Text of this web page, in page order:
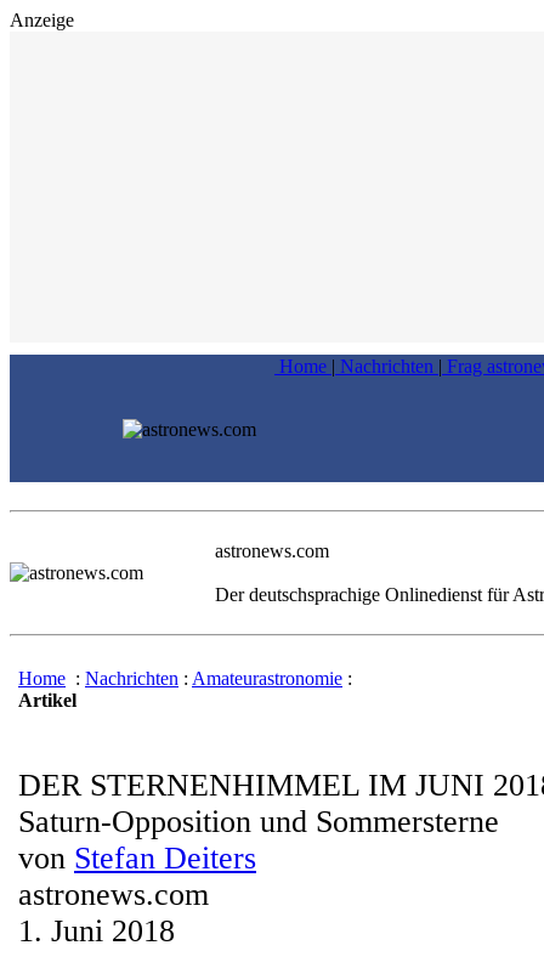
Anzeige
Home | Nachrichten | Frag
astronews.com
Der deutschsprachige Onlinedienst für
Home : Nachrichten : Amateurastronomie :
Artikel
DER STERNENHIMMEL IM JUNI
Saturn-Opposition und Sommersterne
von Stefan Deiters
astronews.com
1. Juni 2018